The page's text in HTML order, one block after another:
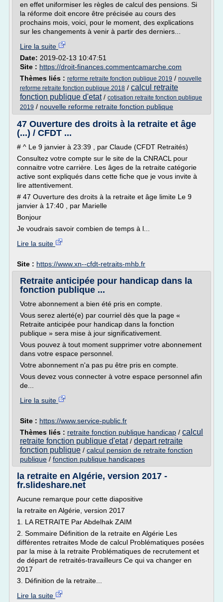
en effet uniformiser les règles de calcul des pensions. Si
la réforme doit encore être précisée au cours des
prochains mois, voici, pour le moment, des explications
sur les changements à venir à partir des derniers...
Lire la suite
Date: 2019-02-13 10:47:51
Site : https://droit-finances.commentcamarche.com
Thèmes liés : reforme retraite fonction publique 2019 / nouvelle
reforme retraite fonction publique 2018 / calcul retraite
fonction publique d'etat/ cotisation retraite fonction publique
2019 / nouvelle reforme retraite fonction publique
47 Ouverture des droits à la retraite et âge
(...) / CFDT ...
# ^ Le 9 janvier à 23:39 , par Claude (CFDT Retraités)
Consultez votre compte sur le site de la CNRACL pour
connaitre votre carrière. Les âges de la retraite catégorie
active sont expliqués dans cette fiche que je vous invite à
lire attentivement.
# 47 Ouverture des droits à la retraite et âge limite Le 9
janvier à 17:40 , par Marielle
Bonjour
Je voudrais savoir combien de temps à l...
Lire la suite
Site : https://www.xn--cfdt-retraits-mhb.fr
Retraite anticipée pour handicap dans la
fonction publique ...
Votre abonnement a bien été pris en compte.
Vous serez alerté(e) par courriel dès que la page «
Retraite anticipée pour handicap dans la fonction
publique » sera mise à jour significativement.
Vous pouvez à tout moment supprimer votre abonnement
dans votre espace personnel.
Votre abonnement n'a pas pu être pris en compte.
Vous devez vous connecter à votre espace personnel afin
de...
Lire la suite
Site : https://www.service-public.fr
Thèmes liés : retraite fonction publique handicap / calcul
retraite fonction publique d'etat/ depart retraite
fonction publique / calcul pension de retraite fonction
publique / fonction publique handicapes
la retraite en Algérie, version 2017 -
fr.slideshare.net
Aucune remarque pour cette diapositive
la retraite en Algérie, version 2017
1. LA RETRAITE Par Abdelhak ZAIM
2. Sommaire Définition de la retraite en Algérie Les
différentes retraites Mode de calcul Problématiques posées
par la mise à la retraite Problématiques de recrutement et
de départ de retraités-travailleurs Ce qui va changer en
2017
3. Définition de la retraite...
Lire la suite